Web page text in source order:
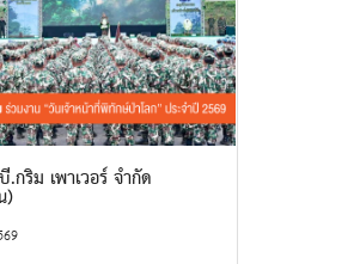
กริม เพาเวอร์ จำกัด
)